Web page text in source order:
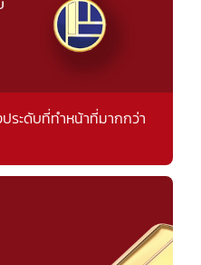
ระดับที่ทำหน้าที่มากกว่า